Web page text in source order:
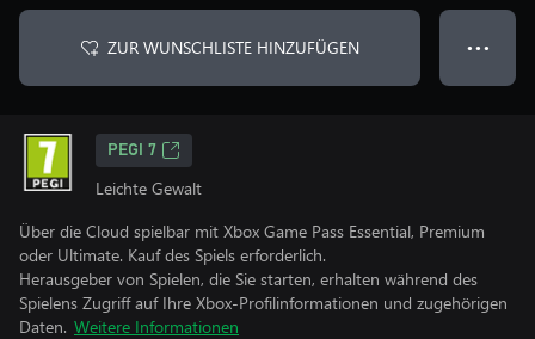
ZUR WUNSCHLISTE HINZUFÜGEN ● ● ●
PEGI 7
Leichte Gewalt
Über die Cloud spielbar mit Xbox Game Pass Essential, Premium
oder Ultimate. Kauf des Spiels erforderlich.
Herausgeber von Spielen, die Sie starten, erhalten während des
Spielens Zugriff auf Ihre Xbox-Profilinformationen und zugehörigen
Daten. Weitere Informationen